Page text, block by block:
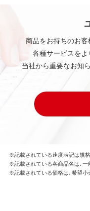
商品をお持ちのお客
各種サービスをよ
当社から重要なお知
※記載されている速度表記は規格
※記載されている各商品名は、一
※記載されている価格は、希望小